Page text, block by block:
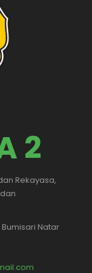
2
Rekayasa,
Bumisari Natar